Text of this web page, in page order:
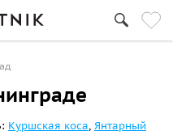
Куршская коса, Янтарный